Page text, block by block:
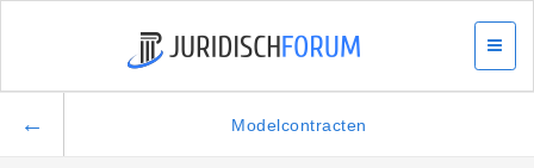
← Modelcontracten